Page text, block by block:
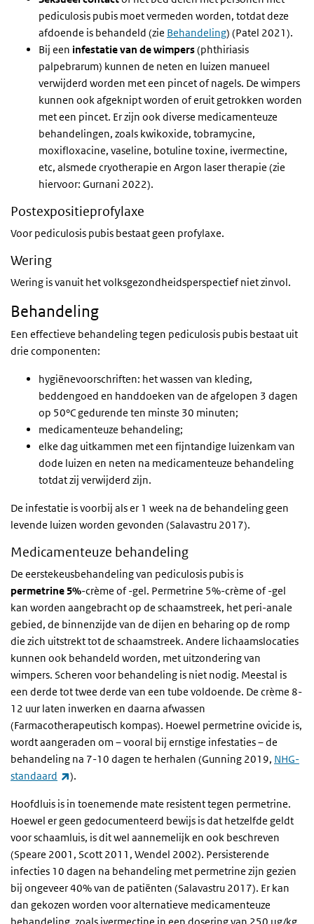
pediculosis pubis moet vermeden worden, totdat deze
afdoende is behandeld (zie Behandeling) (Patel 2021).
Bij een infestatie van de wimpers(phthiriasis
palpebrarum) kunnen de neten en luizen manueel
verwijderd worden met een pincet of nagels. De wimpers
kunnen ook afgeknipt worden of eruit getrokken worden
met een pincet. Er zijn ook diverse medicamenteuze
behandelingen, zoals kwikoxide, tobramycine,
moxifloxacine, vaseline, botuline toxine, ivermectine,
etc, alsmede cryotherapie en Argon laser therapie (zie
hiervoor: Gurnani 2022).
Postexpositieprofylaxe
Voor pediculosis pubis bestaat geen profylaxe.
Wering
Wering is vanuit het volksgezondheidsperspectief niet zinvol.
Behandeling
Een effectieve behandeling tegen pediculosis pubis bestaat uit
drie componenten:
hygiënevoorschriften: het wassen van kleding,
beddengoed en handdoeken van de afgelopen 3 dagen
op 50°C gedurende ten minste 30 minuten;
medicamenteuze behandeling;
elke dag uitkammen met een fijntandige luizenkam van
dode luizen en neten na medicamenteuze behandeling
totdat zij verwijderd zijn.
De infestatie is voorbij als er 1 week na de behandeling geen
levende luizen worden gevonden (Salavastru 2017).
Medicamenteuze behandeling
De eerstekeusbehandeling van pediculosis pubis is
permetrine 5%-crème of -gel. Permetrine 5%-crème of -gel
kan worden aangebracht op de schaamstreek, het peri-anale
gebied, de binnenzijde van de dijen en beharing op de romp
die zich uitstrekt tot de schaamstreek. Andere lichaamslocaties
kunnen ook behandeld worden, met uitzondering van
wimpers. Scheren voor behandeling is niet nodig. Meestal is
een derde tot twee derde van een tube voldoende. De crème 8-
12 uur laten inwerken en daarna afwassen
(Farmacotherapeutisch kompas). Hoewel permetrine ovicide is,
wordt aangeraden om – vooral bij ernstige infestaties – de
behandeling na 7-10 dagen te herhalen (Gunning 2019, NHG-
standaard
(externe link)
).
Hoofdluis is in toenemende mate resistent tegen permetrine.
Hoewel er geen gedocumenteerd bewijs is dat hetzelfde geldt
voor schaamluis, is dit wel aannemelijk en ook beschreven
(Speare 2001, Scott 2011, Wendel 2002). Persisterende
infecties 10 dagen na behandeling met permetrine zijn gezien
bij ongeveer 40% van de patiënten (Salavastru 2017). Er kan
dan gekozen worden voor alternatieve medicamenteuze